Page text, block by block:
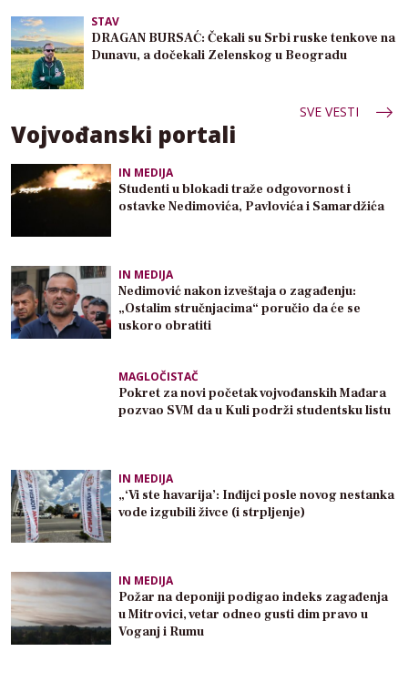
STAV
DRAGAN BURSAĆ: Čekali su Srbi ruske tenkove na
Dunavu, a dočekali Zelenskog u Beogradu
SVE VESTI
Vojvođanski portali
IN MEDIJA
Studenti u blokadi traže odgovornost i
ostavke Nedimovića, Pavlovića i Samardžića
IN MEDIJA
Nedimović nakon izveštaja o zagađenju:
„Ostalim stručnjacima“ poručio da će se
uskoro obratiti
MAGLOČISTAČ
Pokret za novi početak vojvođanskih Mađara
pozvao SVM da u Kuli podrži studentsku listu
IN MEDIJA
„‘Vi ste havarija’: Inđijci posle novog nestanka
vode izgubili živce (i strpljenje)
IN MEDIJA
Požar na deponiji podigao indeks zagađenja
u Mitrovici, vetar odneo gusti dim pravo u
Voganj i Rumu